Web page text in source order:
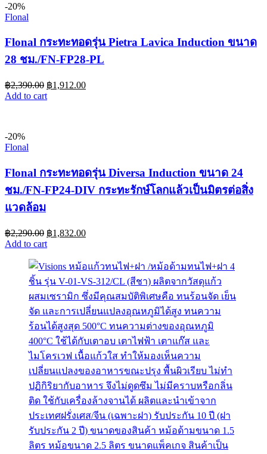
-20%
Flonal
Flonal กระทะทอดรุ่น Pietra Lavica Induction ขนาด
28 ชม./FN-FP28-PL
฿2,390.00 ฿1,912.00
Add to cart
-20%
Flonal
Flonal กระทะทอดรุ่น Diversa Induction ขนาด 24
ชม./FN-FP24-DIV กระทะรักษ์โลกแล้วเป็นมิตรต่อสิ่ง
แวดล้อม
฿2,290.00 ฿1,832.00
Add to cart